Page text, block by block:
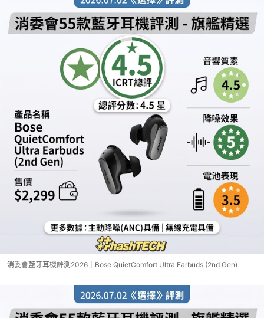
消委會藍牙耳機評測2026｜Bose QuietComfort Ultra Earbuds (2nd Gen)